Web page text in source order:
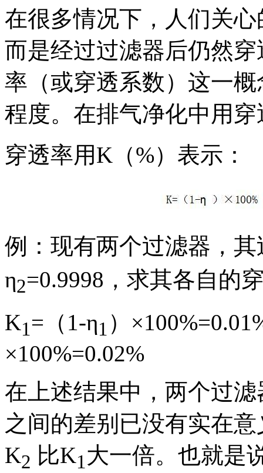
在很多情况下，人们关
而是经过过滤器后仍然
率（或穿透系数）这一
程度。在排气净化中用
穿透率用K（%）表示：
例：现有两个过滤器，
η2=0.9998，求其各自的
K1=（1-η1 ）
×100%=0.02%
在上述结果中，两个过
之间的差别已没有实在
K2 比K1大一倍。也就是